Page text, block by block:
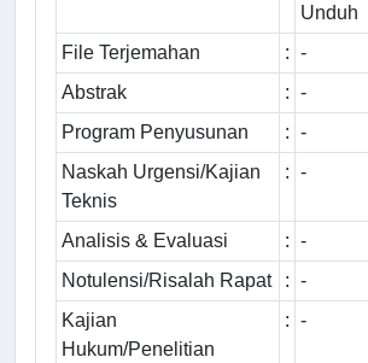
Unduh
File Terjemahan
: -
Abstrak
: -
Program Penyusunan
: -
Naskah Urgensi/Kajian
Teknis
: -
Analisis & Evaluasi : -
Notulensi/Risalah Rapat
: -
Kajian
Hukum/Penelitian
: -